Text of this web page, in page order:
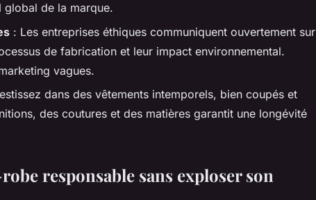
de la marque.
: Les entreprises éthiques communiquent ouvertement sur
de fabrication et leur impact environnemental.
vagues.
dans des vêtements intemporels, bien coupés et
des coutures et des matières garantit une longévité
responsable sans exploser son